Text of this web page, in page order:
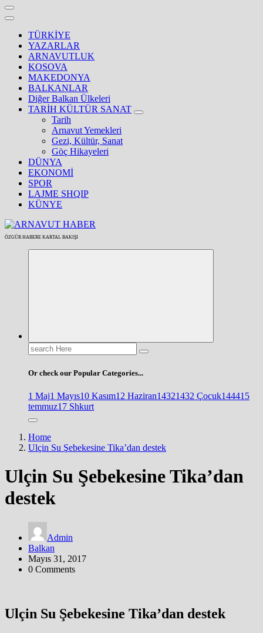
TÜRKİYE
YAZARLAR
ARNAVUTLUK
KOSOVA
MAKEDONYA
BALKANLAR
Diğer Balkan Ülkeleri
TARİH KÜLTÜR SANAT
Tarih
Arnavut Yemekleri
Gezi, Kültür, Sanat
Göç Hikayeleri
DÜNYA
EKONOMİ
SPOR
LAJME SHQIP
KÜNYE
ÖZGÜR HABERE KARTAL BAKIŞI
Search
for:
Or check our Popular Categories...
1 Maj1 Mayıs10 Kasım12 Haziran14321432 Çocuk144415
temmuz17 Shkurt
Home
Ulçin Su Şebekesine Tika’dan destek
Ulçin Su Şebekesine Tika’dan
destek
Admin
Balkan
Mayıs 31, 2017
0 Comments
Ulçin Su Şebekesine Tika’dan destek